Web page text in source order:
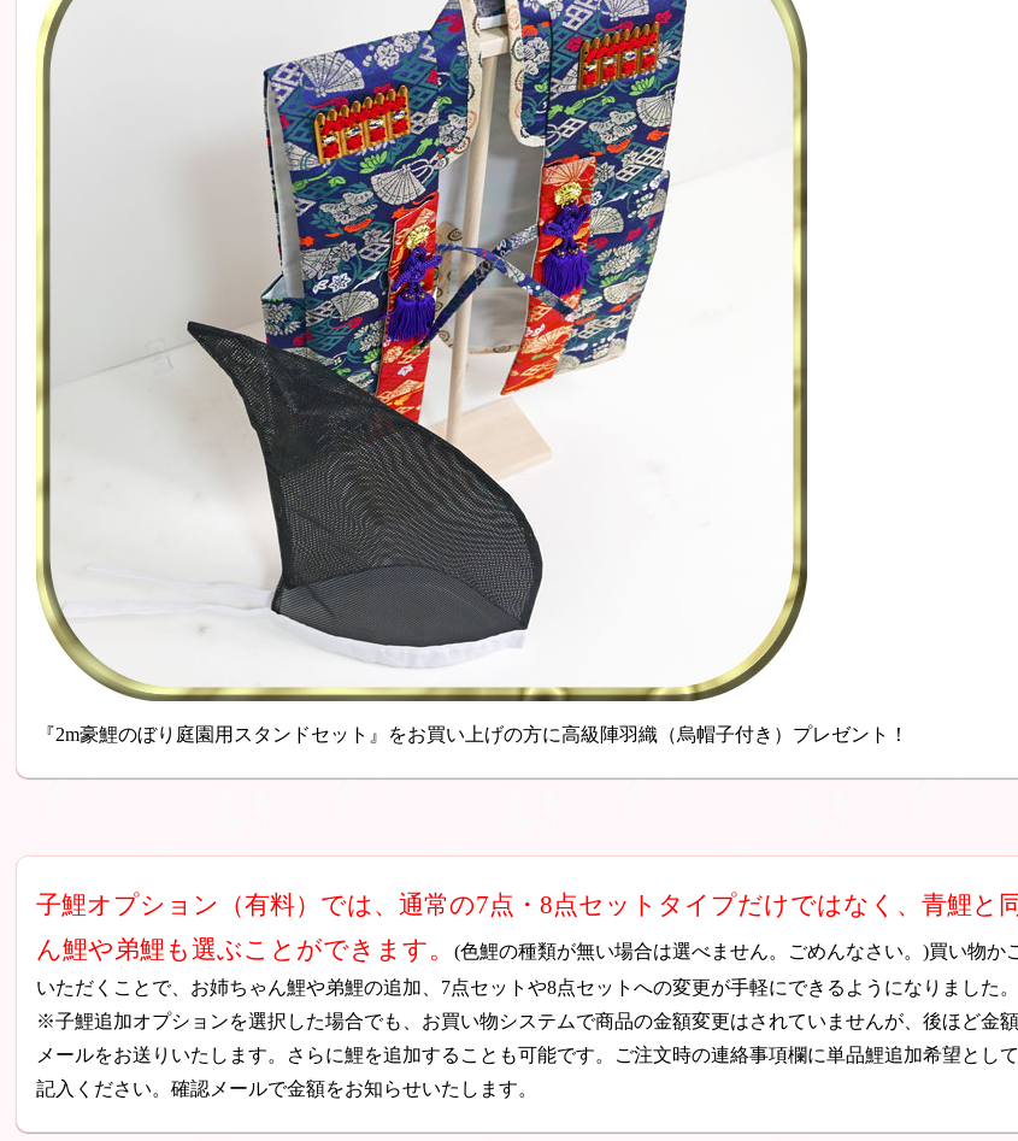
『2m豪鯉のぼり庭園用スタンドセット』をお買い上げの方に高級陣羽織（烏帽子付き）プレゼント！
子鯉オプション（有料）では、通常の7点・8点セットタイプだけではなく、青鯉と
ん鯉や弟鯉も選ぶことができます。(色鯉の種類が無い場合は選べません。ごめんなさい。)買い物か
いただくことで、お姉ちゃん鯉や弟鯉の追加、7点セットや8点セットへの変更が手軽にできるようになりました。
※子鯉追加オプションを選択した場合でも、お買い物システムで商品の金額変更はされていませんが、後ほど金
メールをお送りいたします。さらに鯉を追加することも可能です。ご注文時の連絡事項欄に単品鯉追加希望とし
記入ください。確認メールで金額をお知らせいたします。